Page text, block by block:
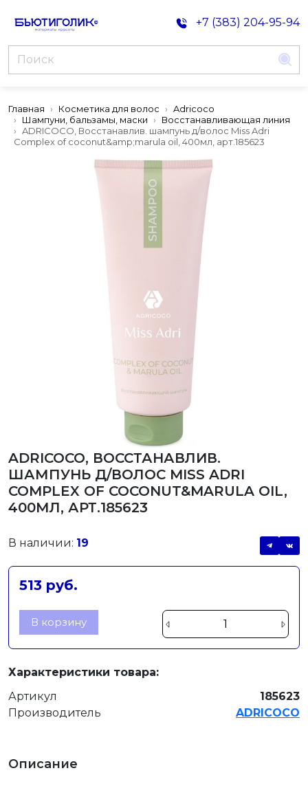
+7 (383) 204-95-94
Главная Косметика для волос
Adricoco
Шампуни, бальзамы, маски
Восстанавливающая линия
ADRICOCO, Восстанавлив. шампунь д/волос Miss Adri
Complex of coconut&amp;marula oil, 400мл, арт.185623
ADRICOCO, ВОССТАНАВЛИВ.
ШАМПУНЬ Д/ВОЛОС MISS ADRI
COMPLEX OF COCONUT&MARULA OIL,
400МЛ, АРТ.185623
В наличии: 19
513 руб.
В корзину
Характеристики товара:
Артикул
185623
Производитель
ADRICOCO
Описание